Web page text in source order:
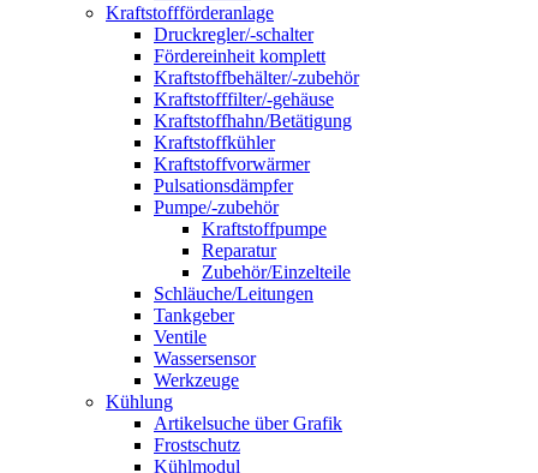
Kraftstoffförderanlage
Druckregler/-schalter
Fördereinheit komplett
Kraftstoffbehälter/-zubehör
Kraftstofffilter/-gehäuse
Kraftstoffhahn/Betätigung
Kraftstoffkühler
Kraftstoffvorwärmer
Pulsationsdämpfer
Pumpe/-zubehör
Kraftstoffpumpe
Reparatur
Zubehör/Einzelteile
Schläuche/Leitungen
Tankgeber
Ventile
Wassersensor
Werkzeuge
Kühlung
Artikelsuche über Grafik
Frostschutz
Kühlmodul